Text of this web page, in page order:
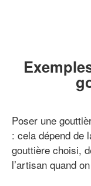
Poser une
: cela dépend de
gouttière choisi,
l’artisan quand